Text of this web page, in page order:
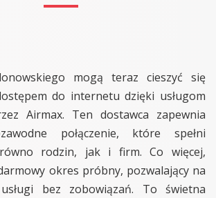
mogą teraz cieszyć się
do internetu dzięki usługom
Airmax. Ten dostawca zapewnia
połączenie, które spełni
rodzin, jak i firm. Co więcej,
okres próbny, pozwalający na
bez zobowiązań. To świetna